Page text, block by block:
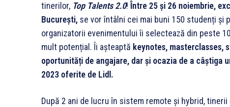
tinerilor, Top Talents 2.0! Între 25 și 26 noiembrie,
București, se vor întâlni cei mai buni 150 studenți și
organizatorii evenimentului îi selectează din peste
mult potențial. Îi așteaptă keynotes, masterclasses,
oportunități de angajare, dar și ocazia de a câștiga
2023 oferite de Lidl.
După 2 ani de lucru în sistem remote și hybrid,